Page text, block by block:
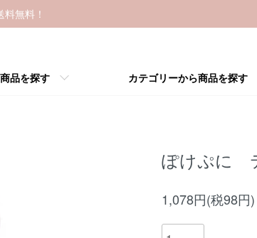
無料！
品を探す カテゴリーから商品を探す
ぽけぷに
1,078円(税98円)